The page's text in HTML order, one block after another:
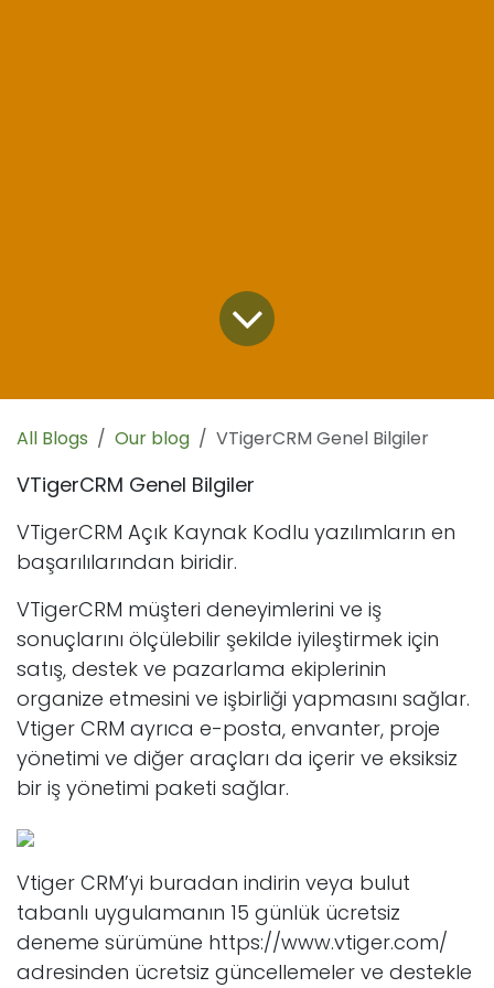
All Blogs Our blog VTigerCRM Genel Bilgiler
VTigerCRM Genel Bilgiler
VTigerCRM Açık Kaynak Kodlu yazılımların en
başarılılarından biridir.
VTigerCRM müşteri deneyimlerini ve iş
sonuçlarını ölçülebilir şekilde iyileştirmek için
satış, destek ve pazarlama ekiplerinin
organize etmesini ve işbirliği yapmasını sağlar.
Vtiger CRM ayrıca e-posta, envanter, proje
yönetimi ve diğer araçları da içerir ve eksiksiz
bir iş yönetimi paketi sağlar.
Vtiger CRM’yi buradan indirin veya bulut
tabanlı uygulamanın 15 günlük ücretsiz
deneme sürümüne https://www.vtiger.com/
adresinden ücretsiz güncellemeler ve destekle